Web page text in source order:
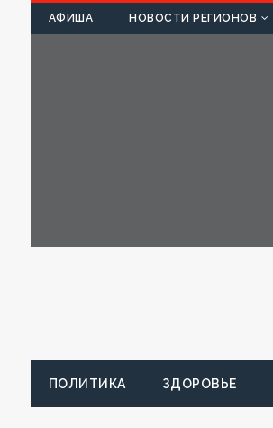
АФИША НОВОСТИ РЕГИОНОВ
ПОЛИТИКА ЗДОРОВЬЕ